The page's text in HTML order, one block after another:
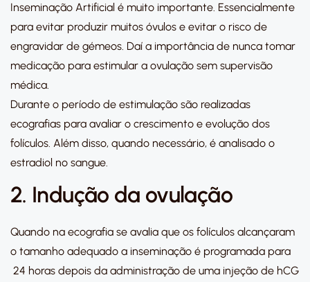
Inseminação Artificial é muito importante. Essencialmente
para evitar produzir muitos óvulos e evitar o risco de
engravidar de gémeos. Daí a importância de nunca tomar
medicação para estimular a ovulação sem supervisão
médica.
Durante o período de estimulação são realizadas
ecografias para avaliar o crescimento e evolução dos
folículos. Além disso, quando necessário, é analisado o
estradiol no sangue.
2. Indução da ovulação
Quando na ecografia se avalia que os folículos alcançaram
o tamanho adequado a inseminação é programada para
24 horas depois da administração de uma injeção de hCG